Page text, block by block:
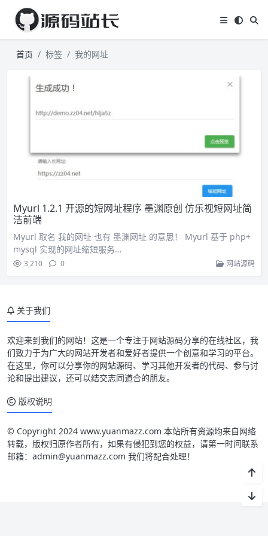
首页 标签 我的网址
Myurl 1.2.1 开源的短网址程序 墨渊原创 仿乐视短网址简
洁前端
Myurl 取名 我的网址 也有 墨渊网址 的意思！ Myurl 基于 php+
mysql 实现的网址缩短服务…
3,210 0 网站源码
关于我们
欢迎来到我们的网站！这是一个专注于网站源码分享的在线社区，我
们致力于为广大的网站开发者和爱好者提供一个创意和学习的平台。
在这里，你可以分享你的网站源码、学习其他开发者的代码、参与讨
论和提出建议，还可以结交志同道合的朋友。
版权说明
© Copyright 2024 www.yuanmazz.com 本站所有资源均来自网络
转载，版权归原作者所有，如果有侵犯到您的权益，请第一时间联系
邮箱：admin@yuanmazz.com 我们将配合处理！